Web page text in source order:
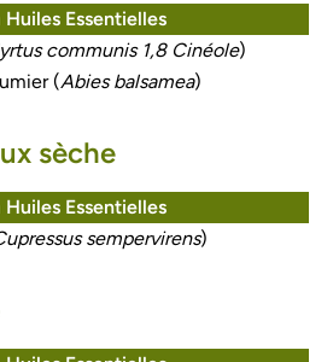
Huiles Essentielles
communis 1,8 Cinéole)
(Abies balsamea)
sèche
Huiles Essentielles
sempervirens)